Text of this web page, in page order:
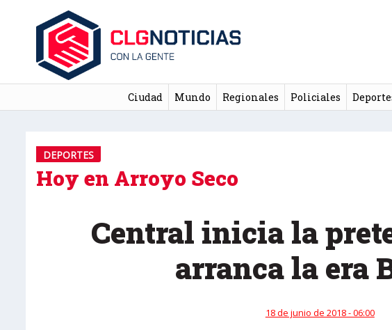
Ciudad Mundo Regionales Policiales
DEPORTES
Hoy en Arroyo Seco
Central inicia la
arranca la era
18 de junio de 2018 - 06:00